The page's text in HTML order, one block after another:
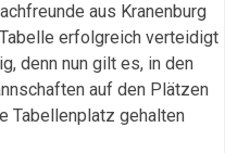
aus Kranenburg
erfolgreich verteidigt
denn nun gilt es, in den
auf den Plätzen
Tabellenplatz gehalten